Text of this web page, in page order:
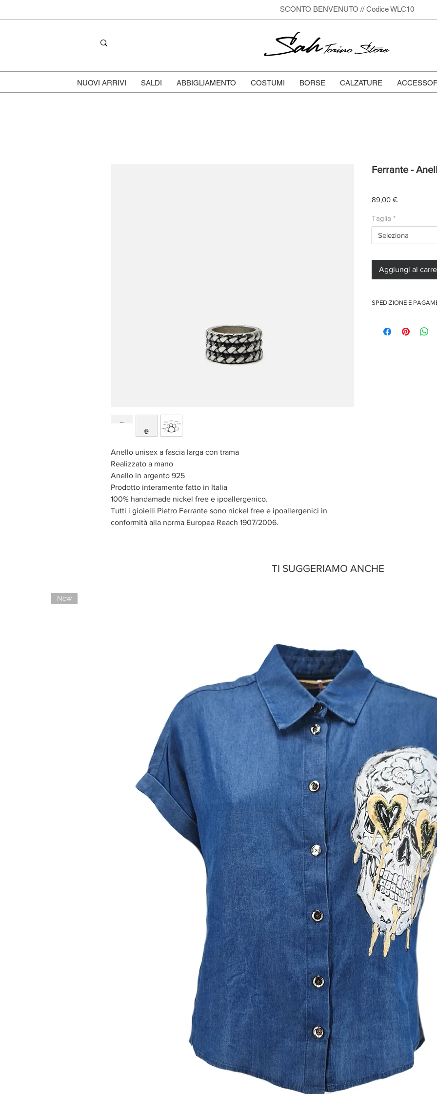
SCONTO BENVENUTO // Codice WLC10
SahTorino Store
NUOVI ARRIVI SALDI ABBIGLIAMENTO COSTUMI BORSE CALZATURE
Anello unisex a fascia larga con trama
Realizzato a mano
Anello in argento 925
Prodotto interamente fatto in Italia
100% handamade nickel free e ipoallergenico.
Tutti i gioielli Pietro Ferrante sono nickel free e ipoallergenici in
conformità alla norma Europea Reach 1907/2006.
Ferrante -
89,00 €Prezzo
Taglia *
Seleziona
Aggiungi al
SPEDIZIONE E
Pagamenti sicuri con
TI SUGGERIAMO ANCHE
New